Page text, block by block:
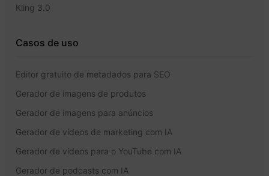
Kling 3.0
Casos de uso
Editor gratuito de metadados para SEO
Gerador de imagens de produtos
Gerador de imagens para anúncios
Gerador de vídeos de marketing com IA
Gerador de vídeos para o YouTube com IA
Gerador de podcasts com IA